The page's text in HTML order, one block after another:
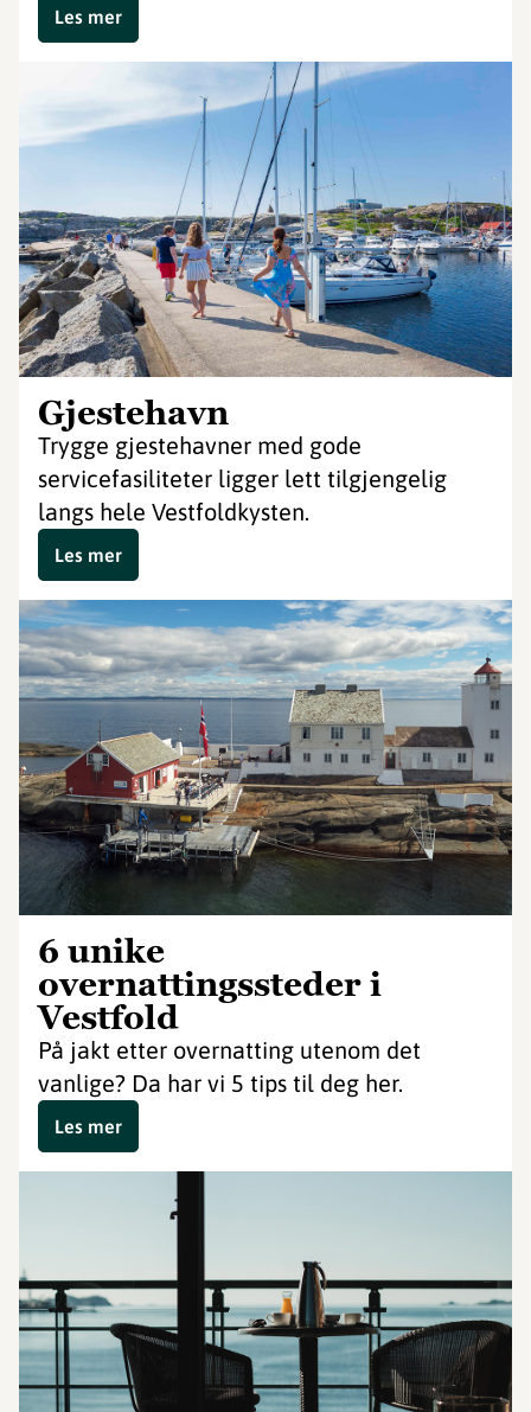
Les mer
Gjestehavn
Trygge gjestehavner med gode
servicefasiliteter ligger lett tilgjengelig
langs hele Vestfoldkysten.
Les mer
6 unike
overnattingssteder i
Vestfold
På jakt etter overnatting utenom det
vanlige? Da har vi 5 tips til deg her.
Les mer